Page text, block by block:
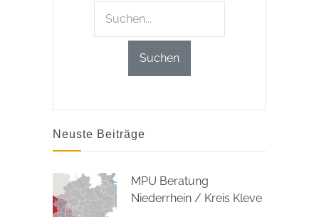
Neuste Beiträge
MPU Beratung
Niederrhein / Kreis Kleve